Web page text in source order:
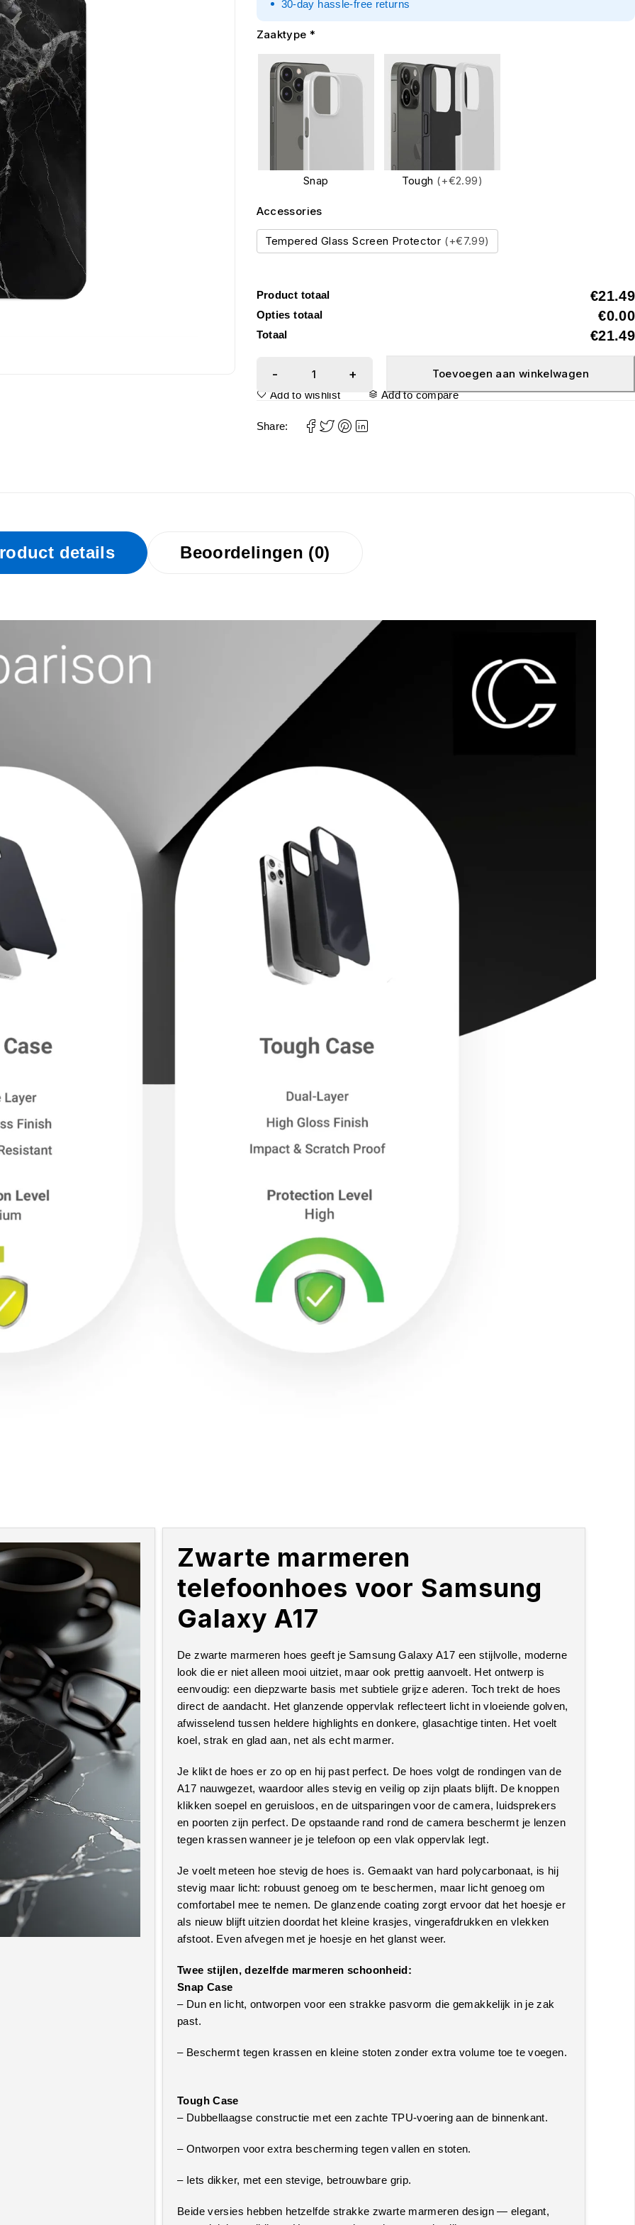
30-day hassle-free returns
Zaaktype *
Snap Tough (+€2.99)
Accessories
Tempered Glass Screen Protector (+€7.99)
Product totaal €21.49
Opties totaal €0.00
Totaal €21.49
Toevoegen aan winkelwagen
Add to wishlist Add to compare
Share:
details Beoordelingen (0)
Zwarte marmeren
telefoonhoes voor Samsung
Galaxy A17
De zwarte marmeren hoes geeft je Samsung Galaxy A17 een stijlvolle, moderne
look die er niet alleen mooi uitziet, maar ook prettig aanvoelt. Het ontwerp is
eenvoudig: een diepzwarte basis met subtiele grijze aderen. Toch trekt de hoes
direct de aandacht. Het glanzende oppervlak reflecteert licht in vloeiende golven,
afwisselend tussen heldere highlights en donkere, glasachtige tinten. Het voelt
koel, strak en glad aan, net als echt marmer.
Je klikt de hoes er zo op en hij past perfect. De hoes volgt de rondingen van de
A17 nauwgezet, waardoor alles stevig en veilig op zijn plaats blijft. De knoppen
klikken soepel en geruisloos, en de uitsparingen voor de camera, luidsprekers
en poorten zijn perfect. De opstaande rand rond de camera beschermt je lenzen
tegen krassen wanneer je je telefoon op een vlak oppervlak legt.
Je voelt meteen hoe stevig de hoes is. Gemaakt van hard polycarbonaat, is hij
stevig maar licht: robuust genoeg om te beschermen, maar licht genoeg om
comfortabel mee te nemen. De glanzende coating zorgt ervoor dat het hoesje er
als nieuw blijft uitzien doordat het kleine krasjes, vingerafdrukken en vlekken
afstoot. Even afvegen met je hoesje en het glanst weer.
Twee stijlen, dezelfde marmeren schoonheid:
Snap Case
– Dun en licht, ontworpen voor een strakke pasvorm die gemakkelijk in je zak
past.
– Beschermt tegen krassen en kleine stoten zonder extra volume toe te voegen.
Tough Case
– Dubbellaagse constructie met een zachte TPU-voering aan de binnenkant.
– Ontworpen voor extra bescherming tegen vallen en stoten.
– Iets dikker, met een stevige, betrouwbare grip.
Beide versies hebben hetzelfde strakke zwarte marmeren design — elegant,